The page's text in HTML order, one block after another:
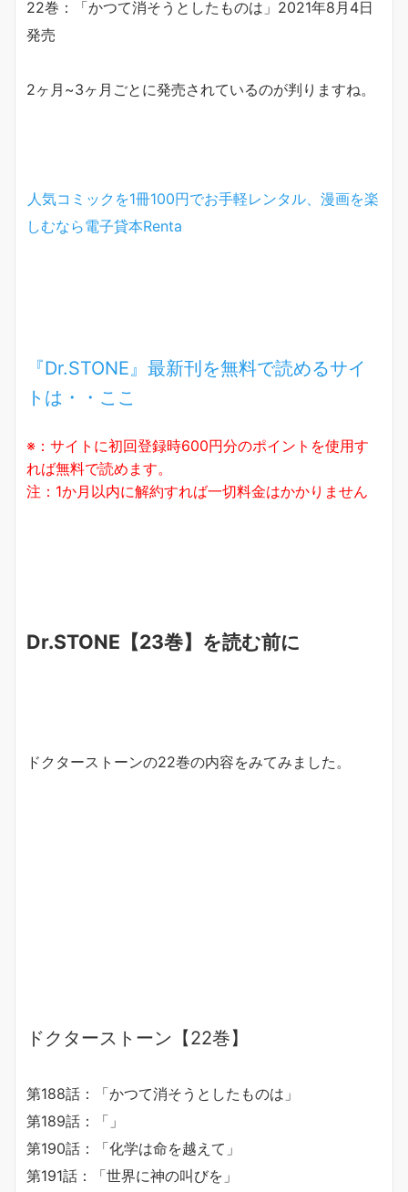
22巻：「かつて消そうとしたものは」2021年8月4日
発売
2ヶ月~3ヶ月ごとに発売されているのが判りますね。
人気コミックを1冊100円でお手軽レンタル、漫画を楽
しむなら電子貸本Renta
『Dr.STONE』最新刊を無料で読めるサイ
トは・・ここ
※：サイトに初回登録時600円分のポイントを使用す
れば無料で読めます。
注：1か月以内に解約すれば一切料金はかかりません
Dr.STONE【23巻】を読む前に
ドクターストーンの22巻の内容をみてみました。
ドクターストーン【22巻】
第188話：「かつて消そうとしたものは」
第189話：「」
第190話：「化学は命を越えて」
第191話：「世界に神の叫びを」